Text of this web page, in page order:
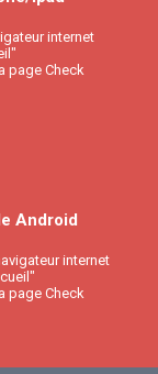
internet
page Check
Android
internet
page Check